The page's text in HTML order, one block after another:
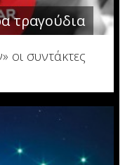
τραγούδια
οι συντάκτες